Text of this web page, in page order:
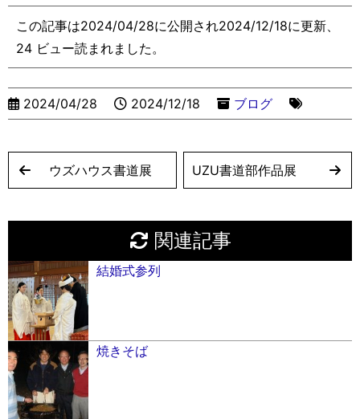
Li
n
k
e
n
g
er
a
g
e
b
o
o
k
d
s
st
l
この記事は2024/04/28に公開され2024/12/18に更新、
24 ビュー読まれました。
2024/04/28 2024/12/18 ブログ
ウズハウス書道展 UZU書道部作品展
関連記事
結婚式参列
焼きそば